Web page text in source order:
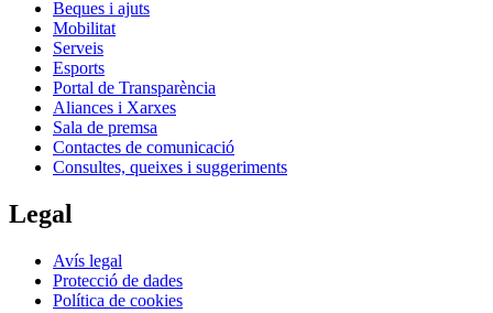
Beques i ajuts
Mobilitat
Serveis
Esports
Portal de Transparència
Aliances i Xarxes
Sala de premsa
Contactes de comunicació
Consultes, queixes i suggeriments
Legal
Avís legal
Protecció de dades
Política de cookies